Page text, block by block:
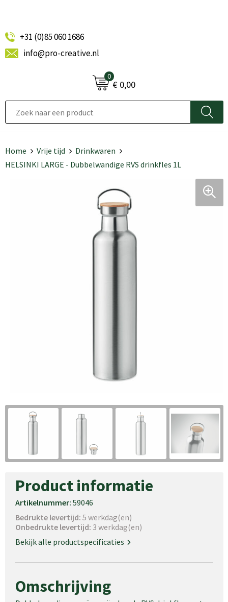
+31 (0)85 060 1686
info@pro-creative.nl
0
€ 0,00
Home Vrije tijd
Drinkwaren
HELSINKI LARGE - Dubbelwandige RVS drinkfles 1L
Product informatie
Artikelnummer: 59046
Bedrukte levertijd: 5 werkdag(en)
Onbedrukte levertijd: 3 werkdag(en)
Bekijk alle productspecificaties
Omschrijving